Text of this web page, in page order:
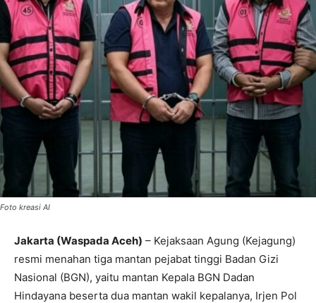
Foto kreasi AI
Jakarta (Waspada Aceh) – Kejaksaan Agung (Kejagung)
resmi menahan tiga mantan pejabat tinggi Badan Gizi
Nasional (BGN), yaitu mantan Kepala BGN Dadan
Hindayana beserta dua mantan wakil kepalanya, Irjen Pol